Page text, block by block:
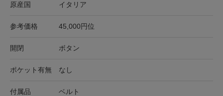
原産国 イタリア
参考価格 45,000円位
開閉 ボタン
ポケット有無 なし
付属品 ベルト